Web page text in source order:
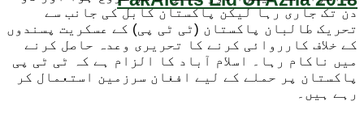
دن تک جاری رہا لیکن پاکستان کابل کی جانب سے
تحریک طالبان پاکستان (ٹی ٹی پی) کے عسکریت پسندوں
کے خلاف کارروائی کرنے کا تحریری وعدہ حاصل کرنے
میں ناکام رہا۔ اسلام آباد کا الزام ہے کہ ٹی ٹی پی
پاکستان پر حملے کے لیے افغان سرزمین استعمال کر
رہے ہیں۔